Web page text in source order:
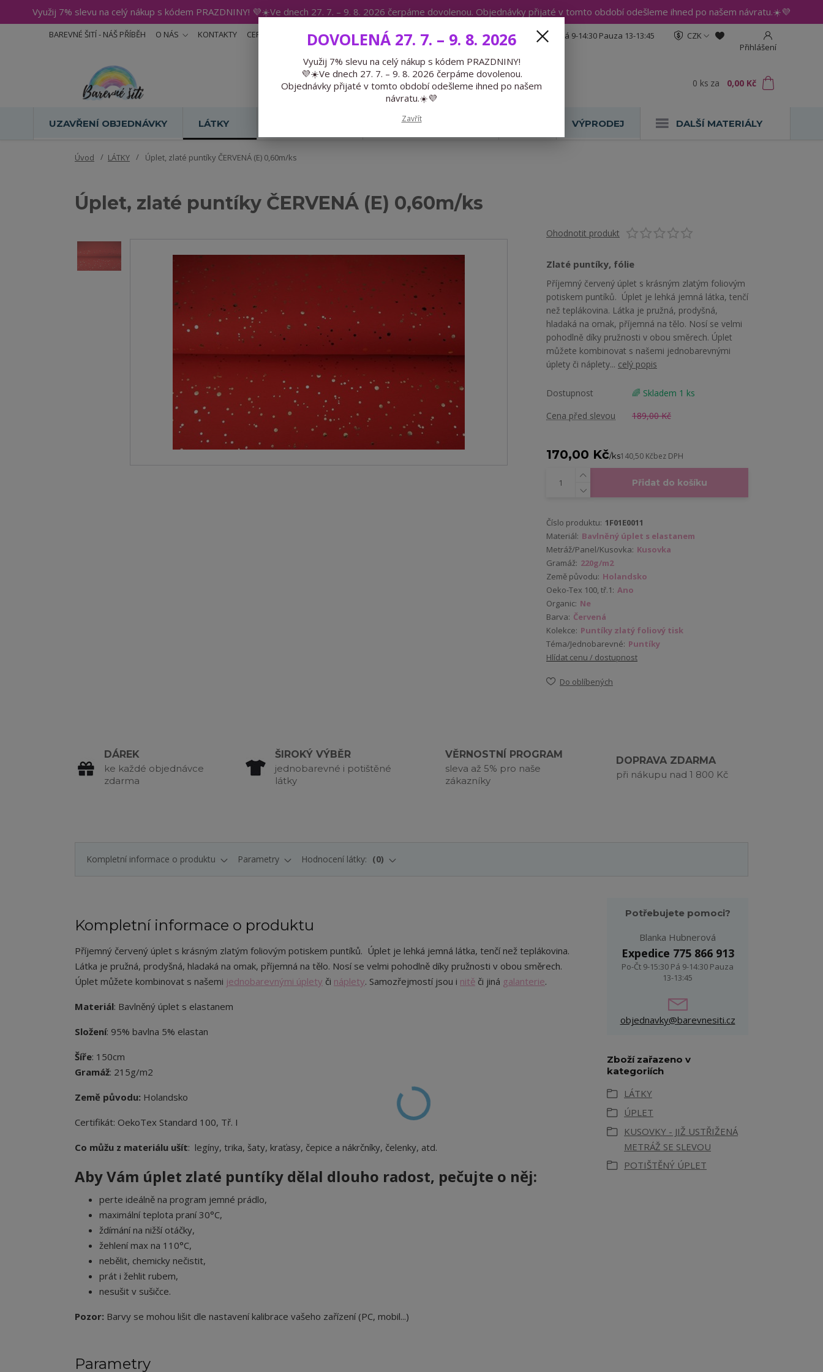
Využij 7% slevu na celý nákup s kódem PRAZDNINY! 💜☀️Ve dnech 27. 7. – 9. 8. 2026 čerpáme dovolenou. Objednávky přijaté v tomto období odešleme ihned po našem návratu.☀️💜
BAREVNÉ ŠITÍ - NÁŠ PŘÍBĚH O NÁS KONTAKTY CERTIFIKÁTY BLOG
CZK
Přihlášení
Hledat
Expedice 775 866 913 Po-Čt 9-15:30 Pá 9-14:30 Pauza 13-13:45
0 ks za 0,00 Kč
UZAVŘENÍ OBJEDNÁVKY LÁTKY PŘEDOBJEDNÁVKY VÝPRODEJ DALŠÍ MATERIÁLY
Úvod LÁTKY Úplet, zlaté puntíky ČERVENÁ (E) 0,60m/ks
Úplet, zlaté puntíky ČERVENÁ (E) 0,60m/ks
Ohodnotit produkt
Zlaté puntíky, fólie
Příjemný červený úplet s krásným zlatým foliovým
potiskem puntíků. Úplet je lehká jemná látka, tenčí
než teplákovina. Látka je pružná, prodyšná,
hladaká na omak, příjemná na tělo. Nosí se velmi
pohodlně díky pružnosti v obou směrech. Úplet
můžete kombinovat s našemi jednobarevnými
úplety či náplety... celý popis
Dostupnost
🌈 Skladem 1 ks
Cena před slevou
189,00 Kč
170,00 Kč/ks140,50 Kčbez DPH
Přidat do košíku
Číslo produktu: 1F01E0011
Materiál: Bavlněný úplet s elastanem
Metráž/Panel/Kusovka: Kusovka
Gramáž: 220g/m2
Země původu: Holandsko
Oeko-Tex 100, tř.1: Ano
Organic: Ne
Barva: Červená
Kolekce: Puntíky zlatý foliový tisk
Téma/Jednobarevné: Puntíky
Hlídat cenu / dostupnost
Do oblíbených
DÁREK
ke každé objednávce
zdarma
ŠIROKÝ VÝBĚR
jednobarevné i potištěné
látky
VĚRNOSTNÍ PROGRAM
sleva až 5% pro naše
zákazníky
DOPRAVA ZDARMA
při nákupu nad 1 800 Kč
Kompletní informace o produktu Parametry Hodnocení látky: 0
Kompletní informace o produktu
Příjemný červený úplet s krásným zlatým foliovým potiskem puntíků. Úplet je lehká jemná látka, tenčí než teplákovina.
Látka je pružná, prodyšná, hladaká na omak, příjemná na tělo. Nosí se velmi pohodlně díky pružnosti v obou směrech.
Úplet můžete kombinovat s našemi jednobarevnými úplety či náplety. Samozřejmostí jsou i nitě či jiná galanterie.
Materiál: Bavlněný úplet s elastanem
Složení: 95% bavlna 5% elastan
Šíře: 150cm
Gramáž: 215g/m2
Země původu: Holandsko
Certifikát: OekoTex Standard 100, Tř. I
Co můžu z materiálu ušít: legíny, trika, šaty, kraťasy, čepice a nákrčníky, čelenky, atd.
Aby Vám úplet zlaté puntíky dělal dlouho radost, pečujte o něj:
perte ideálně na program jemné prádlo,
maximální teplota praní 30°C,
ždímání na nižší otáčky,
žehlení max na 110°C,
nebělit, chemicky nečistit,
prát i žehlit rubem,
nesušit v sušičce.
Pozor: Barvy se mohou lišit dle nastavení kalibrace vašeho zařízení (PC, mobil...)
Parametry
Potřebujete pomoci?
Blanka Hubnerová
Expedice 775 866 913
Po-Čt 9-15:30 Pá 9-14:30 Pauza
13-13:45
objednavky@barevnesiti.cz
Zboží zařazeno v
kategoriích
LÁTKY
ÚPLET
KUSOVKY - JIŽ USTŘIŽENÁ
METRÁŽ SE SLEVOU
POTIŠTĚNÝ ÚPLET
DOVOLENÁ 27. 7. – 9. 8. 2026
Využij 7% slevu na celý nákup s kódem PRAZDNINY!
💜☀️Ve dnech 27. 7. – 9. 8. 2026 čerpáme dovolenou.
Objednávky přijaté v tomto období odešleme ihned po našem
návratu.☀️💜
Zavřít